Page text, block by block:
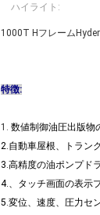
ハイライト:
1000T Hフレーム
特徴:
1. 数値制御油圧出版物
2.自動車屋根、トラン
3.高精度の油ポンプド
4.、タッチ画面の表示
5.変位、速度、圧力セ